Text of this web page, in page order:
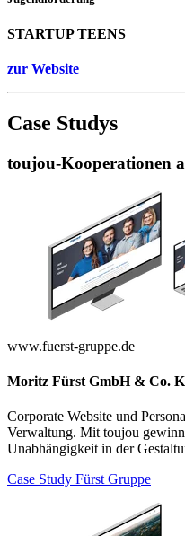
STARTUP TEENS
zur Website
Case Studys
toujou-Kooperationen
www.fuerst-gruppe.de
Moritz Fürst GmbH & Co.
Corporate Website und
Verwaltung. Mit toujou
Unabhängigkeit in der
Case Study Fürst Gruppe